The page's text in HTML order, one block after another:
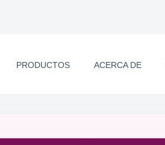
PRODUCTOS ACERCA DE